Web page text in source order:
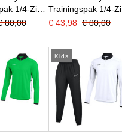
1/4-Zip
Wit
80,00
Trainingspak 1/4-Zip
Kids Geel Zwart Wit
€ 43,98 € 80,00
Kids